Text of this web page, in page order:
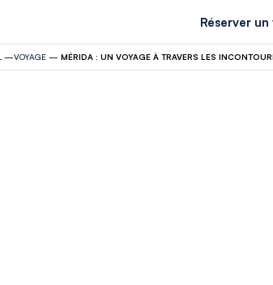
Réserver un
—VOYAGE — MÉRIDA : UN VOYAGE À TRAVERS LES